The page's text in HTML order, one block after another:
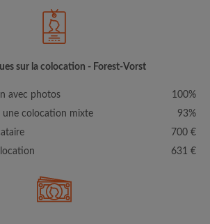
sur la colocation - Forest-Vorst
avec photos
100%
une colocation mixte
93%
700 €
631 €